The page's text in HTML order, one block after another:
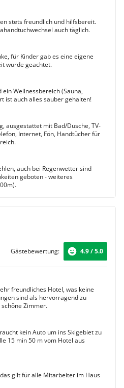
stets freundlich und hilfsbereit.
auch täglich.
für Kinder gab es eine eigene
wurde geachtet.
Wellnessbereich (Sauna,
ist auch alles sauber gehalten!
ausgestattet mit Bad/Dusche, TV-
Internet, Fön, Handtücher für
auch bei Regenwetter sind
geboten - weiteres
Gästebewertung: 4.9 / 5.0
freundliches Hotel, was keine
sind als hervorragend zu
Zimmer.
kein Auto um ins Skigebiet zu
15 min 50 m vom Hotel aus
gilt für alle Mitarbeiter im Haus